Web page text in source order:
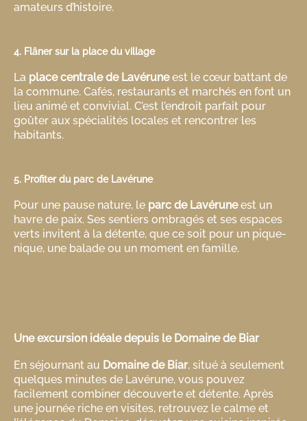
amateurs d’histoire.
4. Flâner sur la place du village
La place centrale de Lavéruneest le cœur battant de
la commune. Cafés, restaurants et marchés en font un
lieu animé et convivial. C’est l’endroit parfait pour
goûter aux spécialités locales et rencontrer les
habitants.
5. Profiter du parc de Lavérune
Pour une pause nature, le parc de Lavéruneest un
havre de paix. Ses sentiers ombragés et ses espaces
verts invitent à la détente, que ce soit pour un pique-
nique, une balade ou un moment en famille.
Une excursion idéale depuis le Domaine de Biar
En séjournant au Domaine de Biar, situé à seulement
quelques minutes de Lavérune, vous pouvez
facilement combiner découverte et détente. Après
une journée riche en visites, retrouvez le calme et